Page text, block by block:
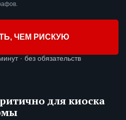
ЧЕМ РИСКУЮ
· без обязательств
для киоска